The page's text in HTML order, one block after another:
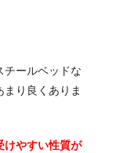
チールベッドな
り良くありま
けやすい性質が